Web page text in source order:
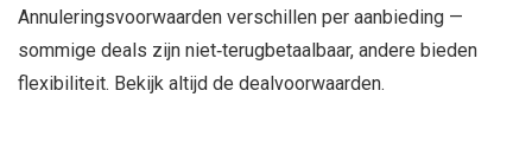
Annuleringsvoorwaarden verschillen per aanbieding —
sommige deals zijn niet‑terugbetaalbaar, andere bieden
flexibiliteit. Bekijk altijd de dealvoorwaarden.